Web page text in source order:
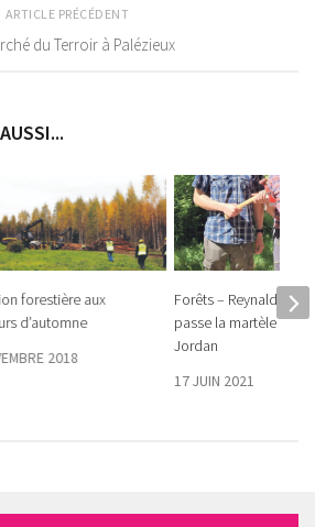
ARTICLE PRÉCÉDENT
du Terroir à Palézieux
forestière aux
d’automne
2018
Forêts – Reynald
passe la martèle à
Jordan
17 JUIN 2021